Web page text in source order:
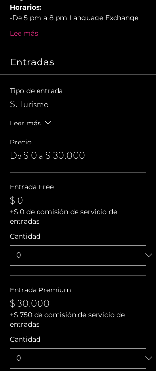
Horarios:
-De 5 pm a 8 pm Language Exchange
Lee más
Entradas
Tipo de entrada
S. Turismo
Leer más
Precio
De $ 0 a $ 30.000
Entrada Free
$ 0
+$ 0 de comisión de servicio de
entradas
Cantidad
Entrada Premium
$ 30.000
+$ 750 de comisión de servicio de
entradas
Cantidad